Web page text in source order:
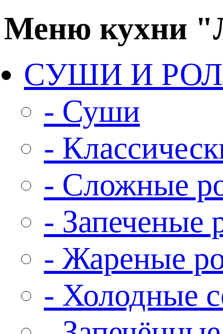
Меню кухни
СУШИ И
- Суши
-
- Сложные
- Запеченые
- Жареные
- Холодные